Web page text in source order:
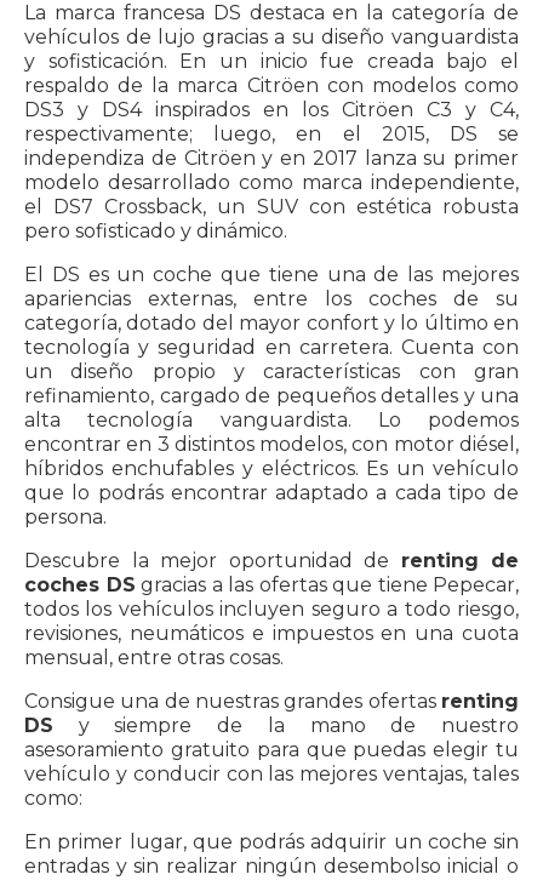
La marca francesa DS destaca en la categoría de
vehículos de lujo gracias a su diseño vanguardista
y sofisticación. En un inicio fue creada bajo el
respaldo de la marca Citröen con modelos como
DS3 y DS4 inspirados en los Citröen C3 y C4,
respectivamente; luego, en el 2015, DS se
independiza de Citröen y en 2017 lanza su primer
modelo desarrollado como marca independiente,
el DS7 Crossback, un SUV con estética robusta
pero sofisticado y dinámico.
El DS es un coche que tiene una de las mejores
apariencias externas, entre los coches de su
categoría, dotado del mayor confort y lo último en
tecnología y seguridad en carretera. Cuenta con
un diseño propio y características con gran
refinamiento, cargado de pequeños detalles y una
alta tecnología vanguardista. Lo podemos
encontrar en 3 distintos modelos, con motor diésel,
híbridos enchufables y eléctricos. Es un vehículo
que lo podrás encontrar adaptado a cada tipo de
persona.
Descubre la mejor oportunidad de renting de
coches DS gracias a las ofertas que tiene Pepecar,
todos los vehículos incluyen seguro a todo riesgo,
revisiones, neumáticos e impuestos en una cuota
mensual, entre otras cosas.
Consigue una de nuestras grandes ofertas renting
DS y siempre de la mano de nuestro
asesoramiento gratuito para que puedas elegir tu
vehículo y conducir con las mejores ventajas, tales
como:
En primer lugar, que podrás adquirir un coche sin
entradas y sin realizar ningún desembolso inicial o